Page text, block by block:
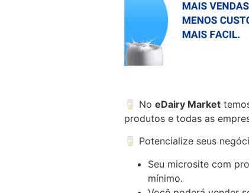
🥛 No eDairy Market
produtos e todas as
🥛 Potencialize seus
Seu microsite com
mínimo.